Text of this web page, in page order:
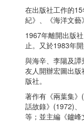
在出版社工作的
紀》、《海洋文藝
1967年離開出版
止。又於1983年
與海辛、李陽及
友人開辦宏圖出
版社。
著作有《兩葉集
話故錄》(1972)
等；並主編《鑪峰